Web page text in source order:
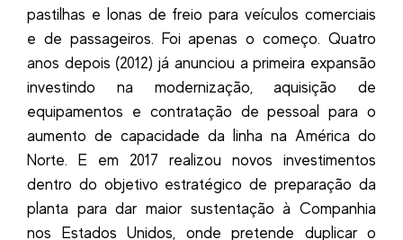
pastilhas e lonas de freio para veículos comerciais
e de passageiros. Foi apenas o começo. Quatro
anos depois (2012) já anunciou a primeira expansão
investindo na modernização, aquisição de
equipamentos e contratação de pessoal para o
aumento de capacidade da linha na América do
Norte. E em 2017 realizou novos investimentos
dentro do objetivo estratégico de preparação da
planta para dar maior sustentação à Companhia
nos Estados Unidos, onde pretende duplicar o